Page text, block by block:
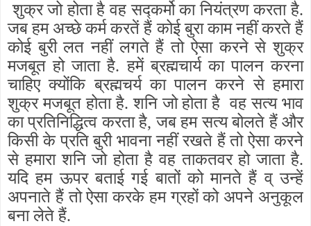
शुक्र जो होता है वह सद्कर्मो का नियंत्रण करता है.
जब हम अच्छे कर्म करतें हैं कोई बुरा काम नहीं करते हैं
कोई बुरी लत नहीं लगते हैं तो ऐसा करने से शुक्र
मजबूत हो जाता है. हमें ब्रह्मचार्य का पालन करना
चाहिए क्योंकि ब्रह्मचर्य का पालन करने से हमारा
शुक्र मजबूत होता है. शनि जो होता है वह सत्य भाव
का प्रतिनिद्धित्व करता है, जब हम सत्य बोलते हैं और
किसी के प्रति बुरी भावना नहीं रखते हैं तो ऐसा करने
से हमारा शनि जो होता है वह ताकतवर हो जाता है.
यदि हम ऊपर बताई गई बातों को मानते हैं व् उन्हें
अपनाते हैं तो ऐसा करके हम ग्रहों को अपने अनुकूल
बना लेते हैं.